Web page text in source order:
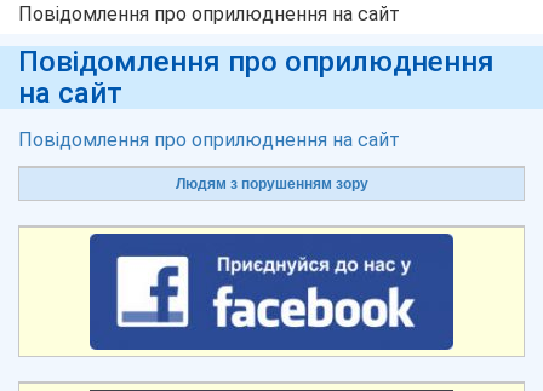
Повідомлення про оприлюднення на сайт
Повідомлення про оприлюднення
на сайт
Повідомлення про оприлюднення на сайт
Людям з порушенням зору